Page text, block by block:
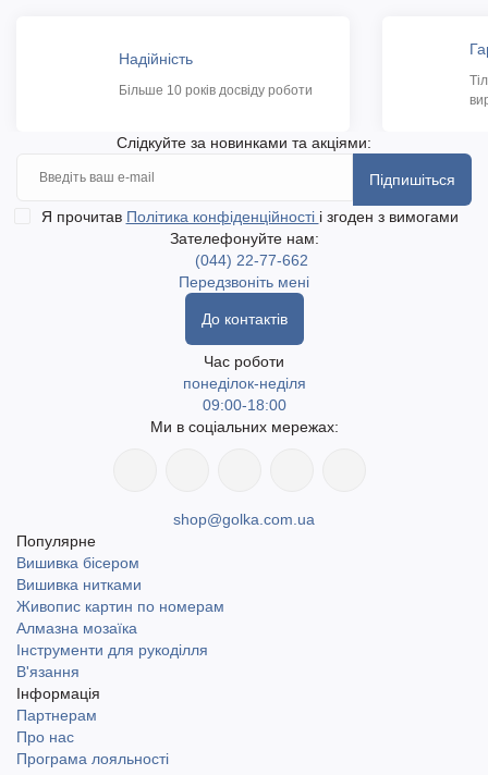
Надійність
Більше 10 років досвіду роботи
Слідкуйте за новинками та акціями:
Підпишіться
Я прочитав Політика конфіденційності і згоден з вимогами
Зателефонуйте нам:
(044) 22-77-662
Передзвоніть мені
До контактів
Час роботи
понеділок-неділя
09:00-18:00
Ми в соціальних мережах:
shop@golka.com.ua
Популярне
Вишивка бісером
Вишивка нитками
Живопис картин по номерам
Алмазна мозаїка
Інструменти для рукоділля
В'язання
Інформація
Партнерам
Про нас
Програма лояльності